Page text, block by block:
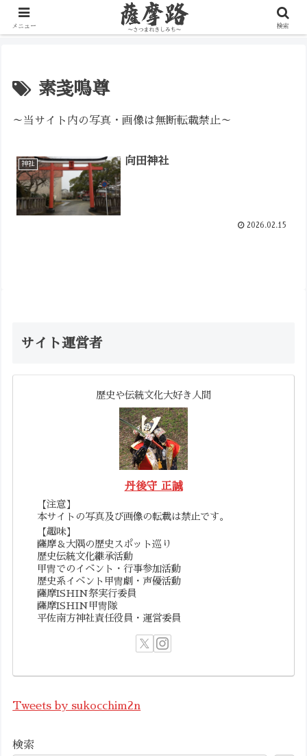
写真で辿る薩摩の歴史路
素戔鳴尊
～当サイト内の写真・画像は無断転載禁止～
神社 向田神社
2026.02.15
サイト運営者
歴史や伝統文化大好き人間
丹後守 正誠
【注意】
本サイトの写真及び画像の転載は禁止です。
【趣味】
薩摩＆大隅の歴史スポット巡り
歴史伝統文化継承活動
甲冑でのイベント・行事参加活動
歴史系イベント甲冑劇・声優活動
薩摩ISHIN祭実行委員
薩摩ISHIN甲冑隊
平佐南方神社責任役員・運営委員
Tweets by sukocchim2n
検索
メニュー 検索